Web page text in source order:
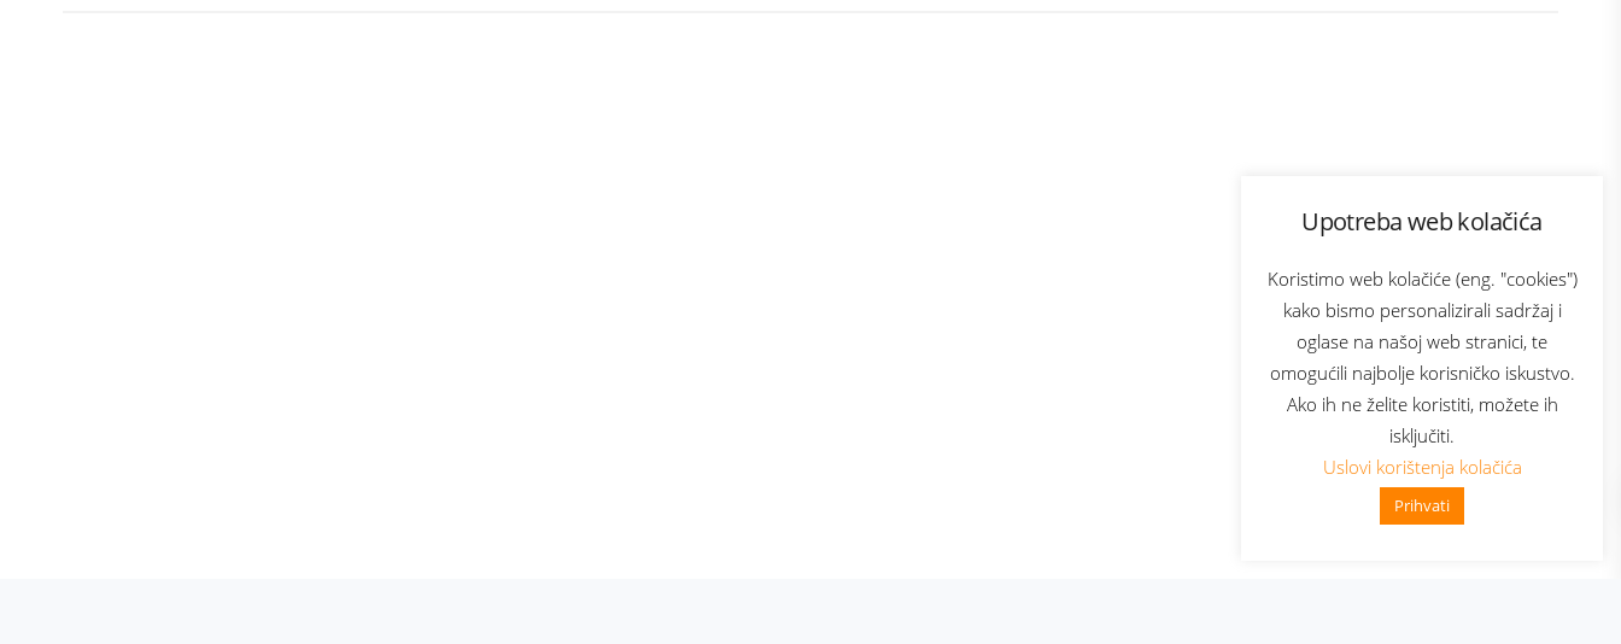
Upotreba web kolačića
Koristimo web kolačiće (eng. "cookies")
kako bismo personalizirali sadržaj i
oglase na našoj web stranici, te
omogućili najbolje korisničko iskustvo.
Ako ih ne želite koristiti, možete ih
isključiti.
Uslovi korištenja kolačića
Prihvati
👋 Zdravo, kako mogu pomoći?
Bonus plus
Prijava za newsletter